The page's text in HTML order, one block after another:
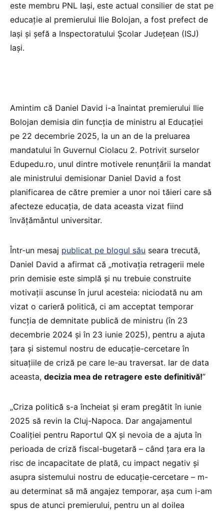
este membru PNL Iași, este actual consilier de stat pe
educație al premierului Ilie Bolojan, a fost prefect de
Iași și șefă a Inspectoratului Școlar Județean (ISJ)
Iași.
Amintim că Daniel David i-a înaintat premierului Ilie
Bolojan demisia din funcția de ministru al Educației
pe 22 decembrie 2025, la un an de la preluarea
mandatului în Guvernul Ciolacu 2. Potrivit surselor
Edupedu.ro, unul dintre motivele renunțării la mandat
ale ministrului demisionar Daniel David a fost
planificarea de către premier a unor noi tăieri care să
afecteze educația, de data aceasta vizat fiind
învățământul universitar.
Într-un mesaj publicat pe blogul său seara trecută,
Daniel David a afirmat că „motivația retragerii mele
prin demisie este simplă și nu trebuie construite
motivații ascunse în jurul acesteia: niciodată nu am
vizat o carieră politică, ci am acceptat temporar
funcția de demnitate publică de ministru (în 23
decembrie 2024 și în 23 iunie 2025), pentru a ajuta
țara și sistemul nostru de educație-cercetare în
situațiile de criză pe care le-au traversat. Iar de data
aceasta, decizia mea de retragere este definitivă!”
„Criza politică s-a încheiat și eram pregătit în iunie
2025 să revin la Cluj-Napoca. Dar angajamentul
Coaliției pentru Raportul QX și nevoia de a ajuta în
perioada de criză fiscal-bugetară – când țara era la
risc de incapacitate de plată, cu impact negativ și
asupra sistemului nostru de educație-cercetare – m-
au determinat să mă angajez temporar, așa cum i-am
spus de atunci premierului, pentru un al doilea